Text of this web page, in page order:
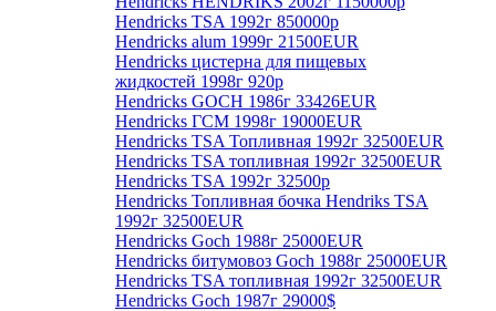
Hendricks TSA 1992г 850000р
Hendricks alum 1999г 21500EUR
Hendricks цистерна для пищевых
жидкостей 1998г 920р
Hendricks GOCH 1986г 33426EUR
Hendricks ГСМ 1998г 19000EUR
Hendricks TSA Топливная 1992г 32500EUR
Hendricks TSA топливная 1992г 32500EUR
Hendricks TSA 1992г 32500р
Hendricks Топливная бочка Hendriks TSA
1992г 32500EUR
Hendricks Goch 1988г 25000EUR
Hendricks битумовоз Goch 1988г 25000EUR
Hendricks TSA топливная 1992г 32500EUR
Hendricks Goch 1987г 29000$